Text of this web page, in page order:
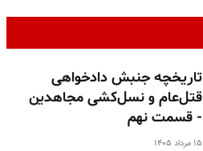
تاریخچه جنبش دادخواهی
قتل‌عام و نسل‌کشی مجاهدین
- قسمت نهم
۱۵ مرداد ۱۴۰۵